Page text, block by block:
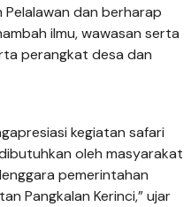
Pelalawan dan berharap
ilmu, wawasan serta
perangkat desa dan
kegiatan safari
oleh masyarakat
pemerintahan
Pangkalan Kerinci,” ujar